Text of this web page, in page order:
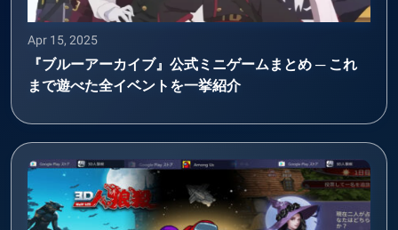
Apr 15, 2025
『ブルーアーカイブ』公式ミニゲームまとめ ─ これ
まで遊べた全イベントを一挙紹介